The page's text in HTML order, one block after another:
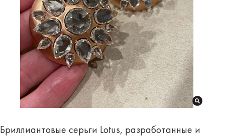
Бриллиантовые серьги Lotus, разработанные и